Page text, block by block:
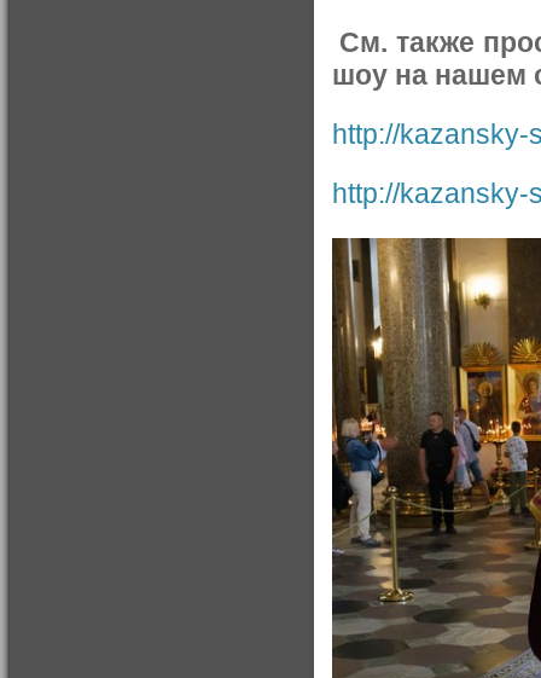
См. также
шоу на нашем
http://kazansky-
http://kazansky-